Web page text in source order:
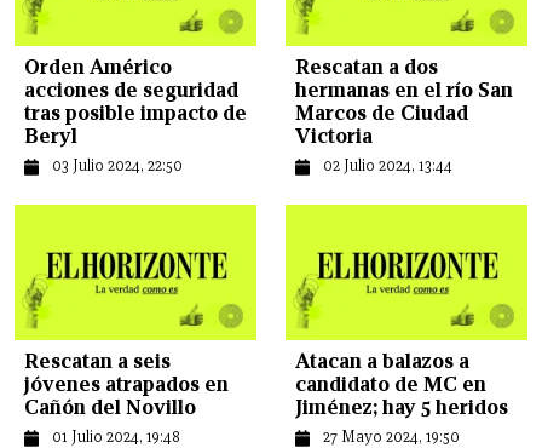
Orden Américo
acciones de seguridad
tras posible impacto de
Beryl
03 Julio 2024, 22:50
Rescatan a dos
hermanas en el río San
Marcos de Ciudad
Victoria
02 Julio 2024, 13:44
Rescatan a seis
jóvenes atrapados en
Cañón del Novillo
01 Julio 2024, 19:48
Atacan a balazos a
candidato de MC en
Jiménez; hay 5 heridos
27 Mayo 2024, 19:50